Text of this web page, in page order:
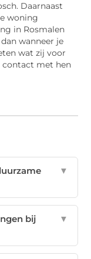
Daarnaast
woning
in Rosmalen
wanneer je
wat zij voor
contact met hen
▼
bij
▼